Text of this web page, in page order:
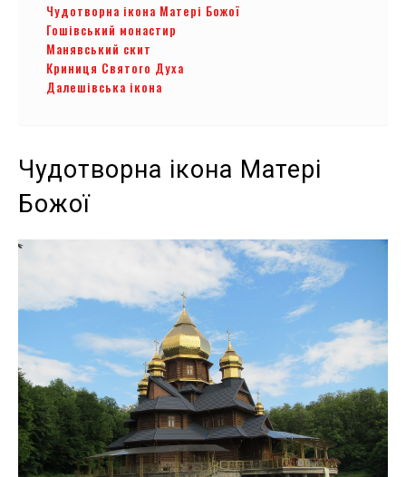
Чудотворна ікона Матері Божої
Гошівський монастир
Манявський скит
Криниця Святого Духа
Далешівська ікона
Чудотворна ікона Матері
Божої